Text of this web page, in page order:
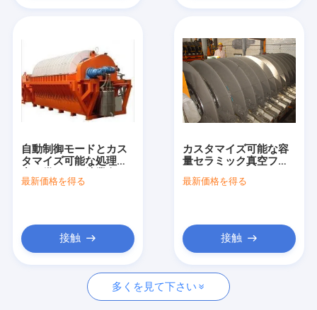
私達について
工場旅行
私達に連絡しなさい
陶磁器の真空フィルター
ディスク真空フィルター
自動制御モードとカス
タマイズ可能な処理能
セラミック真空フィル
最新価格を得る
接触
カスタマイズ可能な容
量セラミック真空フィ
過面積60m3を含む）
最新価格を得る
接触
多くを見て下さい